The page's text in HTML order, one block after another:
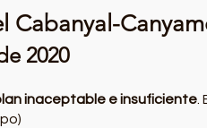
Cabanyal-
2020
inaceptable e insuficiente